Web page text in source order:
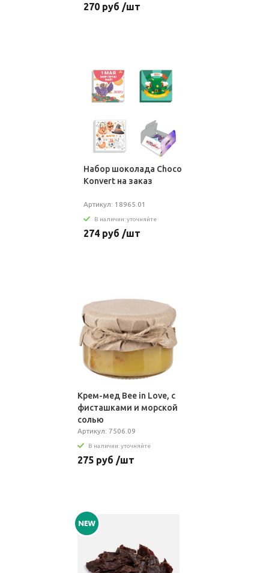
270 руб /шт
Набор шоколада Choco
Konvert на заказ
Артикул: 18965.01
В наличии: уточняйте
274 руб /шт
Крем-мед Bee in Love, с
фисташками и морской
солью
Артикул: 7506.09
В наличии: уточняйте
275 руб /шт